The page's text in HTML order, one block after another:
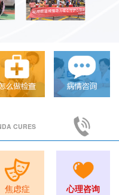
CURES
焦虑症 心理咨询